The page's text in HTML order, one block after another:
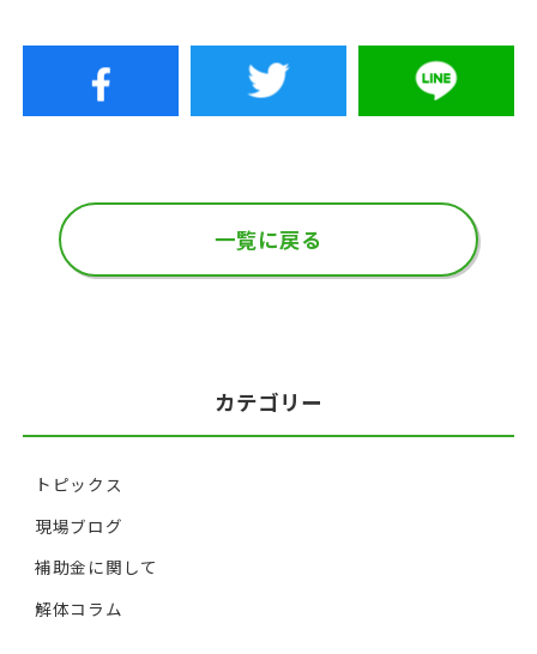
一覧に戻る
カテゴリー
トピックス
現場ブログ
補助金に関して
解体コラム